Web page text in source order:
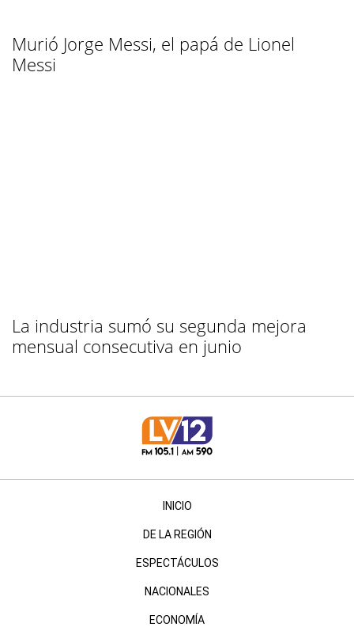
Murió Jorge Messi, el papá de Lionel
Messi
La industria sumó su segunda mejora
mensual consecutiva en junio
INICIO
DE LA REGIÓN
ESPECTÁCULOS
NACIONALES
ECONOMÍA